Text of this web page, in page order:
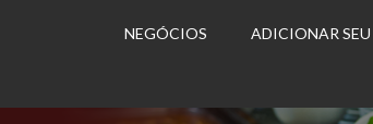
NEGÓCIOS ADICIONAR